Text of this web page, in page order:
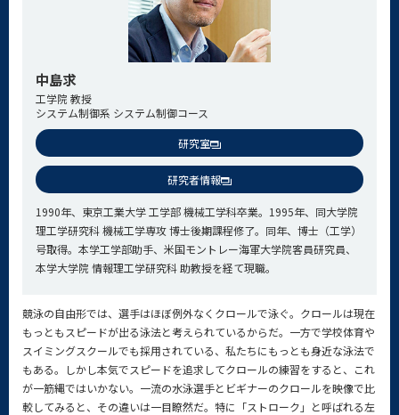
中島求
工学院 教授
システム制御系 システム制御コース
研究室
研究者情報
1990年、東京工業大学 工学部 機械工学科卒業。1995年、同大学院
理工学研究科 機械工学専攻 博士後期課程修了。同年、博士（工学）
号取得。本学工学部助手、米国モントレー海軍大学院客員研究員、
本学大学院 情報理工学研究科 助教授を経て現職。
競泳の自由形では、選手はほぼ例外なくクロールで泳ぐ。クロールは現在
もっともスピードが出る泳法と考えられているからだ。一方で学校体育や
スイミングスクールでも採用されている、私たちにもっとも身近な泳法で
もある。しかし本気でスピードを追求してクロールの練習をすると、これ
が一筋縄ではいかない。一流の水泳選手とビギナーのクロールを映像で比
較してみると、その違いは一目瞭然だ。特に「ストローク」と呼ばれる左